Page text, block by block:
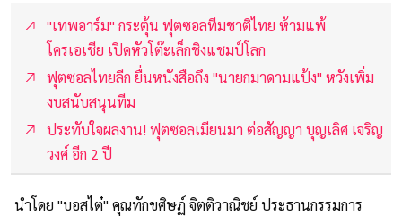
"เทพอาร์ม" กระตุ้น ฟุตซอลทีมชาติไทย ห้ามแพ้
โครเอเชีย เปิดหัวโต๊ะเล็กชิงแชมป์โลก
ฟุตซอลไทยลีก ยื่นหนังสือถึง "นายกมาดามแป้ง" หวังเพิ่ม
งบสนับสนุนทีม
ประทับใจผลงาน! ฟุตซอลเมียนมา ต่อสัญญา บุญเลิศ เจริญ
วงศ์ อีก 2 ปี
นำโดย "บอสไต๋" คุณทักขศิษฏ์ จิตติวาณิชย์ ประธานกรรมการ